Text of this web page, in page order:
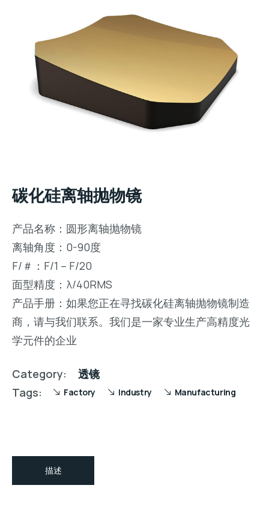
碳化硅离轴抛物镜
产品名称：圆形离轴抛物镜
离轴角度：0-90度
F/＃：F/1 – F/20
面型精度：λ/40RMS
产品手册：如果您正在寻找碳化硅离轴抛物镜制造
商，请与我们联系。我们是一家专业生产高精度光
学元件的企业
Category:
透镜
Tags:
Factory Industry Manufacturing
描述